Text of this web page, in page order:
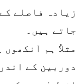
زیادہ فاصلے
جاتے ہیں۔
مثلاً ہم
دوربین کے